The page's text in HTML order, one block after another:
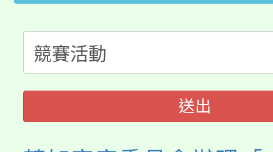
代理(課)教師甄選結果(
公告本校115學年度第
代理(課)教師甄選結果(
轉知中國文化大學推廣
《TA101》溝通分析基
程，歡迎學生輔導中心
送出